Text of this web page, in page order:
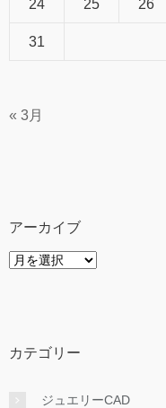
24 25 26
31
« 3月
アーカイブ
ア
カテゴリー
ジュエリーCAD